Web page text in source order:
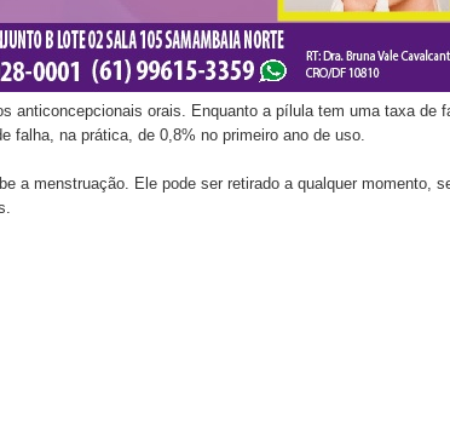
anticoncepcionais orais. Enquanto a pílula tem uma taxa de
falha, na prática, de 0,8% no primeiro ano de uso.
a menstruação. Ele pode ser retirado a qualquer momento,